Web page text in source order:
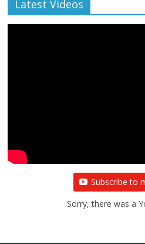
Latest Videos
Subscribe to
Sorry, there was a